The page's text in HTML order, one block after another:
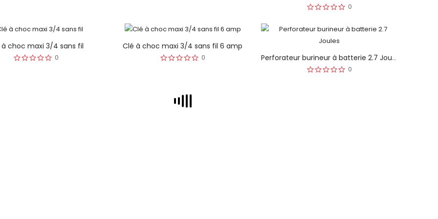
0
à choc maxi 3/4 sans fil
0
Clé à choc maxi 3/4 sans fil 6 amp
0 Perforateur burineur à batterie 2.7 Joules
0